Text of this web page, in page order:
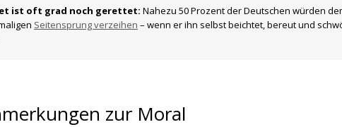
ist oft grad noch gerettet: Nahezu 50 Prozent der Deutschen würden
Seitensprung verzeihen – wenn er ihn selbst beichtet, bereut und
zur Moral